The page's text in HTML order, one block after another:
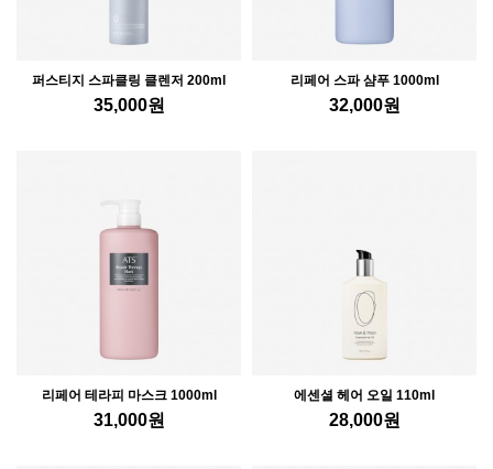
퍼스티지 스파클링 클렌저 200ml
35,000원
리페어 스파 샴푸 1000ml
32,000원
리페어 테라피 마스크 1000ml
31,000원
에센셜 헤어 오일 110ml
28,000원